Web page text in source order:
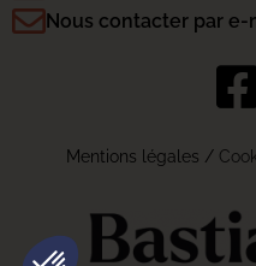
Nous contacter par e-
Mentions légales /